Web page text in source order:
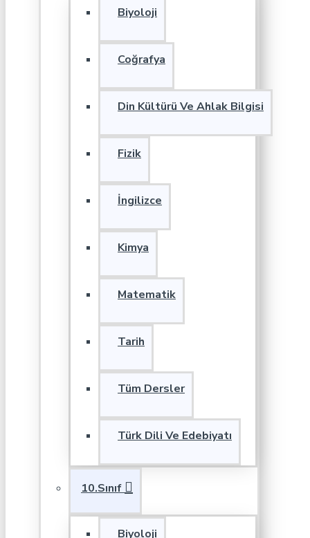
Biyoloji
Coğrafya
Din Kültürü Ve Ahlak Bilgisi
Fizik
İngilizce
Kimya
Matematik
Tarih
Tüm Dersler
Türk Dili Ve Edebiyatı
10.Sınıf
Biyoloji